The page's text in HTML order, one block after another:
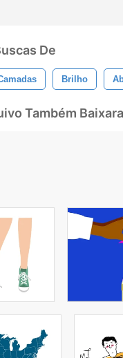
De
Brilho
Também